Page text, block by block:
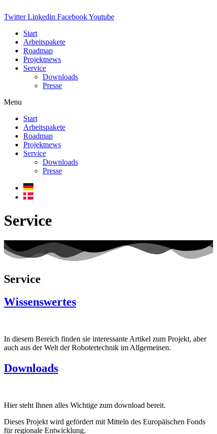
Twitter Linkedin FacebookYoutube
Start
Arbeitspakete
Roadmap
Projektnews
Service
Downloads
Presse
Menu
Start
Arbeitspakete
Roadmap
Projektnews
Service
Downloads
Presse
Service
Service
Wissenswertes
In diesem Bereich finden sie interessante Artikel zum Projekt, aber
auch aus der Welt der Robotertechnik im Allgemeinen.
Downloads
Hier steht Ihnen alles Wichtige zum download bereit.
Dieses Projekt wird gefördert mit Mitteln des Europäischen Fonds
für regionale Entwicklung.